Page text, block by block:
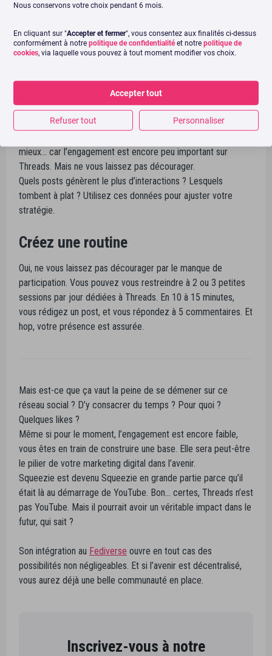
semble meilleur que le reste. Le visuel n’est pas
Donc variez les formats en attendant que les choses se
Expérimentez et analysez.
mieux… car l’engagement est encore peu important sur
Threads. Mais ne vous laissez pas décourager.
Quels posts génèrent le plus d’interactions ? Lesquels
tombent à plat ? Utilisez ces données pour ajuster votre
stratégie.
Créez une routine
Oui, ne vous laissez pas décourager par le manque de
participation. Vous pouvez vous restreindre à 2 ou 3 petites
sessions par jour dédiées à Threads. En 10 à 15 minutes,
vous rédigez un post, et vous répondez à 5 commentaires. Et
hop, votre présence est assurée.
Mais est-ce que ça vaut la peine de se démener sur ce
réseau social ? D’y consacrer du temps ? Pour quoi ?
Quelques likes ?
Même si pour le moment, l’engagement est encore faible,
vous êtes en train de construire une base. Elle sera peut-être
le pilier de votre marketing digital dans l’avenir.
Squeezie est devenu Squeezie en grande partie parce qu’il
était là au démarrage de YouTube. Bon… certes, Threads n’est
pas YouTube. Mais il pourrait avoir un véritable impact dans le
futur, qui sait ?
Son intégration au Fediverse ouvre en tout cas des
possibilités non négligeables. Et si l’avenir est décentralisé,
vous aurez déjà une belle communauté en place.
Inscrivez-vous à notre
Nous conservons votre choix pendant 6 mois.
En cliquant sur "Accepter et fermer", vous consentez aux finalités ci-dessus
conformément à notre politique de confidentialitéet notre politique de
cookies, via laquelle vous pouvez à tout moment modifier vos choix.
Accepter tout
Refuser tout Personnaliser